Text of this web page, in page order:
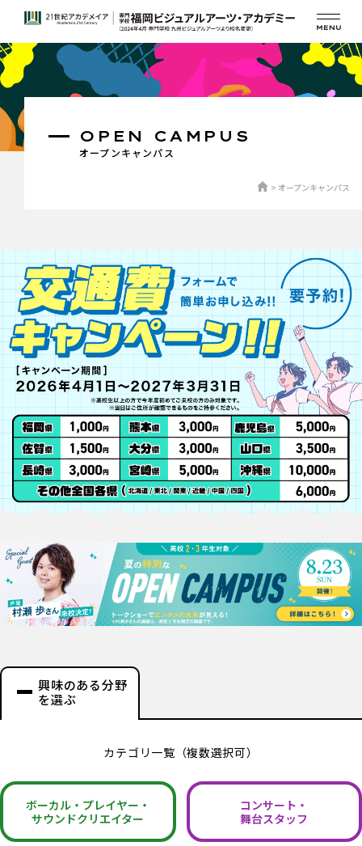
オープンキャンパス
OPEN CAMPUS
オープンキャンパス
興味のある分野
を選ぶ
カテゴリ一覧（複数選択可）
ボーカル・ プレイヤー・
サウンドクリエイター
コンサート・
舞台スタッフ